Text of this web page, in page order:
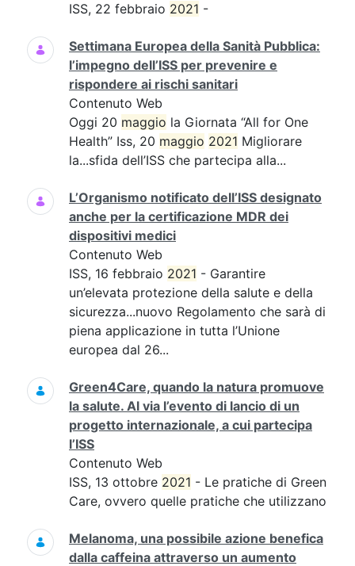
ISS, 22 febbraio 2021 -
Settimana Europea della Sanità Pubblica:
l’impegno dell’ISS per prevenire e
rispondere ai rischi sanitari
Contenuto Web
Oggi 20 maggio la Giornata “All for One
Health” Iss, 20 maggio 2021 Migliorare
la...sfida dell’ISS che partecipa alla...
L’Organismo notificato dell’ISS designato
anche per la certificazione MDR dei
dispositivi medici
Contenuto Web
ISS, 16 febbraio 2021 - Garantire
un’elevata protezione della salute e della
sicurezza...nuovo Regolamento che sarà di
piena applicazione in tutta l’Unione
europea dal 26...
Green4Care, quando la natura promuove
la salute. Al via l’evento di lancio di un
progetto internazionale, a cui partecipa
l’ISS
Contenuto Web
ISS, 13 ottobre 2021 - Le pratiche di Green
Care, ovvero quelle pratiche che utilizzano
Melanoma, una possibile azione benefica
dalla caffeina attraverso un aumento